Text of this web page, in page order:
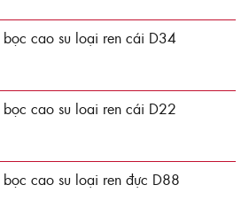
bọc cao su loại ren cái D34
cao su loai ren cái D22
cao su loại ren đực D88